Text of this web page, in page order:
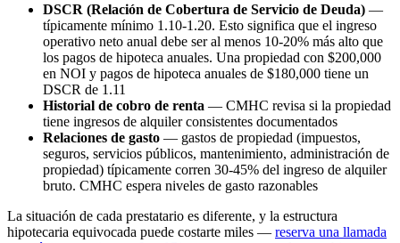
DSCR (Relación de Cobertura de Servicio de Deuda) —
típicamente mínimo 1.10-1.20. Esto significa que el ingreso
operativo neto anual debe ser al menos 10-20% más alto que
los pagos de hipoteca anuales. Una propiedad con $200,000
en NOI y pagos de hipoteca anuales de $180,000 tiene un
DSCR de 1.11
Historial de cobro de renta — CMHC revisa si la propiedad
tiene ingresos de alquiler consistentes documentados
Relaciones de gasto — gastos de propiedad (impuestos,
seguros, servicios públicos, mantenimiento, administración de
propiedad) típicamente corren 30-45% del ingreso de alquiler
bruto. CMHC espera niveles de gasto razonables
La situación de cada prestatario es diferente, y la estructura
hipotecaria equivocada puede costarte miles — reserva una llamada